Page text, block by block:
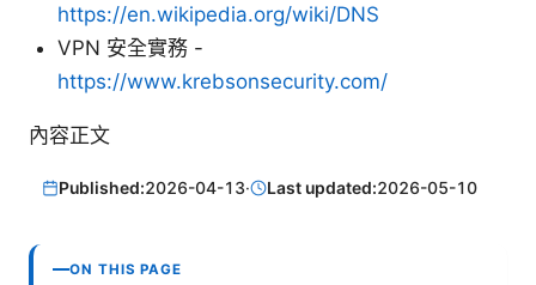
https://en.wikipedia.org/wiki/DNS
VPN 安全實務 -
https://www.krebsonsecurity.com/
內容正文
Published:2026-04-13· Last updated:2026-05-10
ON THIS PAGE